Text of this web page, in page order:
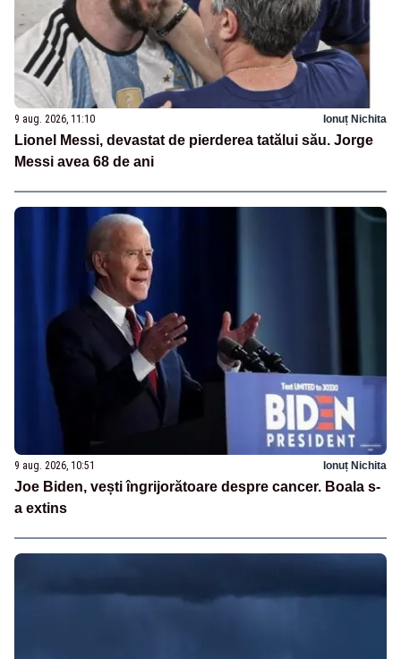
9 aug. 2026, 11:10 Ionuț Nichita
Lionel Messi, devastat de pierderea tatălui său. Jorge
Messi avea 68 de ani
9 aug. 2026, 10:51 Ionuț Nichita
Joe Biden, vești îngrijorătoare despre cancer. Boala s-
a extins